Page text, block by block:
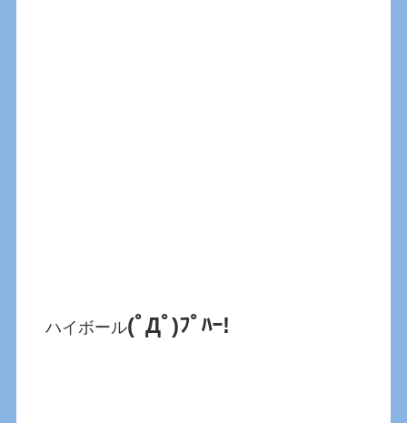
ハイボール(ﾟДﾟ)ﾌﾟﾊｰ!